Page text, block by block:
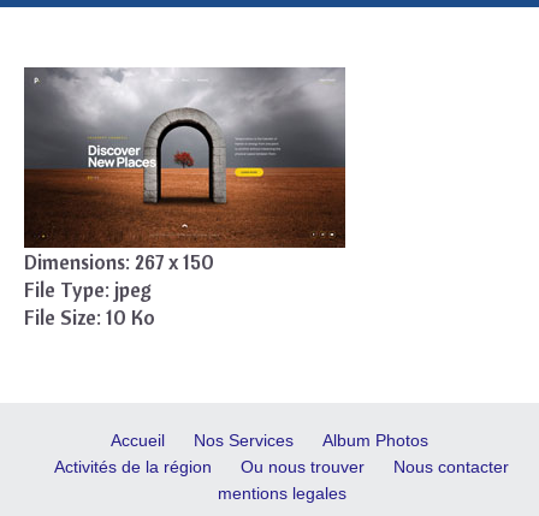
Dimensions: 267 x 150
File Type: jpeg
File Size: 10 Ko
Accueil Nos Services
Album Photos
Activités de la région
Ou nous trouver
Nous contacter
mentions legales